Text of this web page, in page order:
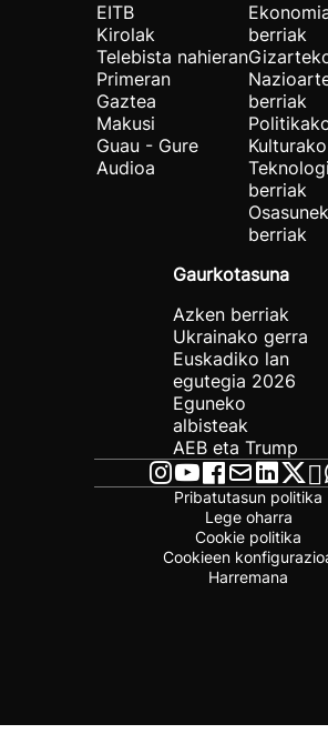
EITB
Kirolak
Telebista nahieran
Primeran
Gaztea
Makusi
Guau - Gure
Audioa
berriak
berriak
berriak
berriak
Gaurkotasuna
Azken berriak
Ukrainako gerra
Euskadiko lan
egutegia 2026
Eguneko
albisteak
AEB eta Trump
Pribatutasun politika
Lege oharra
Cookie politika
Cookieen
Harremana